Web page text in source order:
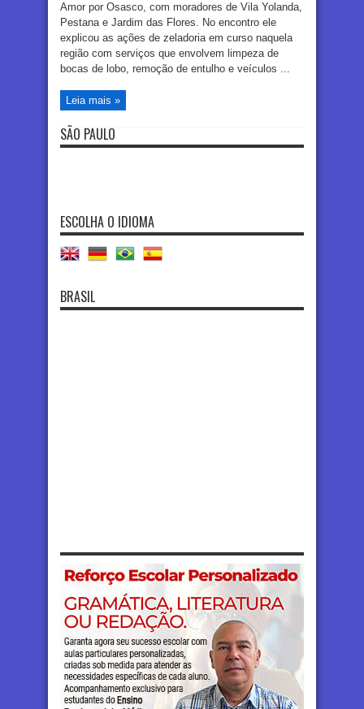
Amor por Osasco, com moradores de Vila Yolanda,
Pestana e Jardim das Flores. No encontro ele
explicou as ações de zeladoria em curso naquela
região com serviços que envolvem limpeza de
bocas de lobo, remoção de entulho e veículos ...
Leia mais »
SÃO PAULO
ESCOLHA O IDIOMA
BRASIL